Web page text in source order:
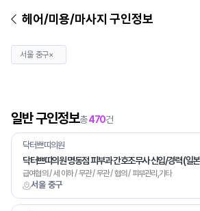
헤어/미용/마사지 구인정보
서울 중구×
일반 구인정보총470건
서울 중구
닥터쁘띠의원
닥터쁘띠의원 명동점 피부과 간호조무사 신입/경력 (일
급여협의 / 세 이하 / 무관 / 무관 / 협의 / 피부관리,기타